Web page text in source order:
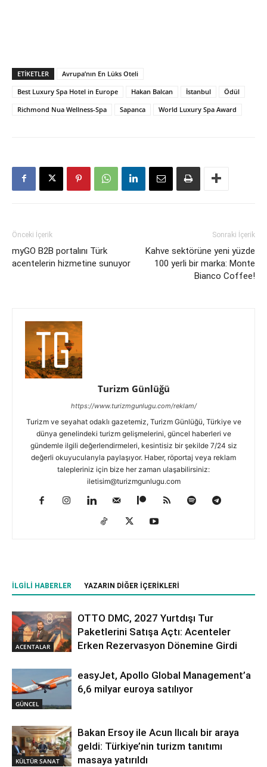
ETIKETLER
Avrupa’nın En Lüks Oteli
Best Luxury Spa Hotel in Europe
Hakan Balcan İstanbul
Ödül
Richmond Nua Wellness-Spa
Sapanca World Luxury Spa Award
Önceki İçerik
myGO B2B portalını Türk
acentelerin hizmetine sunuyor
Sonraki İçerik
Kahve sektörüne yeni yüzde
100 yerli bir marka: Monte
Bianco Coffee!
Turizm Günlüğü
https://www.turizmgunlugu.com/reklam/
Turizm ve seyahat odaklı gazetemiz, Turizm Günlüğü, Türkiye ve
dünya genelindeki turizm gelişmelerini, güncel haberleri ve
gündemle ilgili değerlendirmeleri, kesintisiz bir şekilde 7/24 siz
değerli okuyucularıyla paylaşıyor. Haber, röportaj veya reklam
talepleriniz için bize her zaman ulaşabilirsiniz:
iletisim@turizmgunlugu.com
İLGILI HABERLER YAZARIN DIĞER İÇERIKLERI
ACENTALAR
OTTO DMC, 2027 Yurtdışı Tur
Paketlerini Satışa Açtı: Acenteler
Erken Rezervasyon Dönemine Girdi
GÜNCEL
easyJet, Apollo Global Management’a
6,6 milyar euroya satılıyor
KÜLTÜR SANAT
Bakan Ersoy ile Acun Ilıcalı bir araya
geldi: Türkiye’nin turizm tanıtımı
masaya yatırıldı